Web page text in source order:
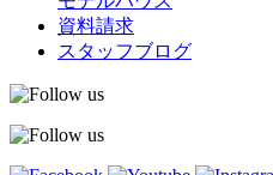
資料請求
スタッフブログ